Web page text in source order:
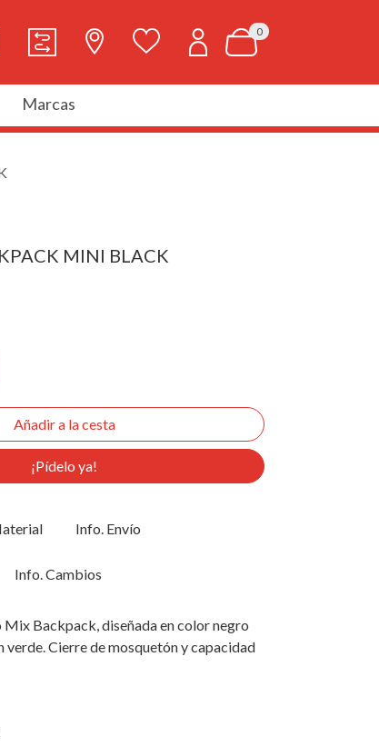
0
Marcas
MINI BLACK
¡Pídelo ya!
Info. Envío
Info. Cambios
Backpack, diseñada en color negro
verde. Cierre de mosquetón y capacidad